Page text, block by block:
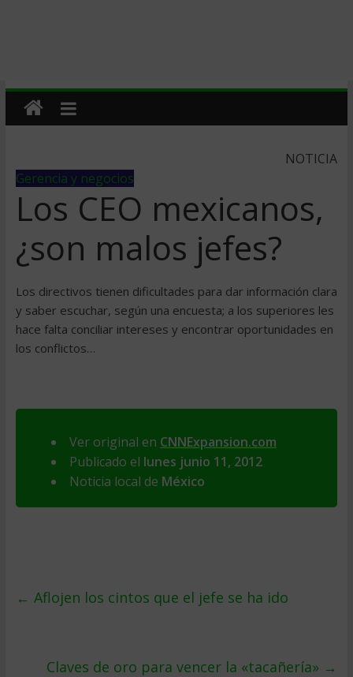
NOTICIA
Gerencia y negocios
Los CEO mexicanos,
¿son malos jefes?
Los directivos tienen dificultades para dar información clara
y saber escuchar, según una encuesta; a los superiores les
hace falta conciliar intereses y encontrar oportunidades en
los conflictos…
Ver original en CNNExpansion.com
Publicado el lunes junio 11, 2012
Noticia local de México
← Aflojen los cintos que el jefe se ha ido
Claves de oro para vencer la «tacañería» →